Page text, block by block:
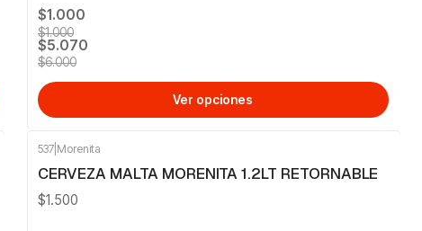
$1.000
$1.000
$5.070
$6.000
Ver opciones
537| Morenita
CERVEZA MALTA MORENITA 1.2LT RETORNABLE
$1.500